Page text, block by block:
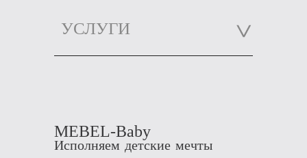
УСЛУГИ
MEBEL-Baby
Исполняем детские мечты